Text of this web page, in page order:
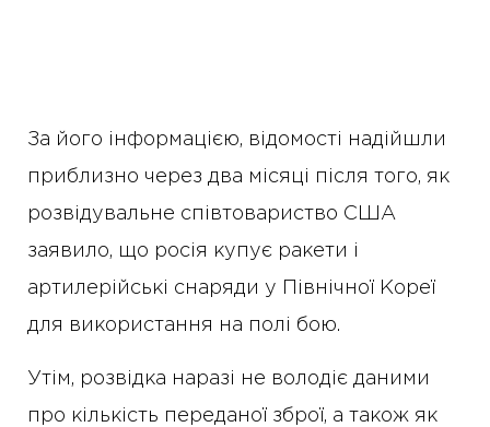
За його інформацією, відомості надійшли
приблизно через два місяці після того, як
розвідувальне співтовариство США
заявило, що росія купує ракети і
артилерійські снаряди у Північної Кореї
для використання на полі бою.
Утім, розвідка наразі не володіє даними
про кількість переданої зброї, а також як